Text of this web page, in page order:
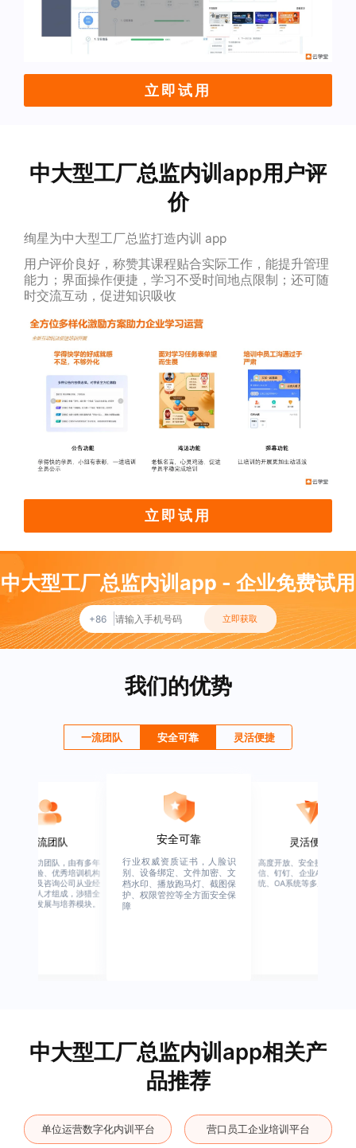
立即试用
中大型工厂总监内训app用户评
价
绚星为中大型工厂总监打造内训 app
用户评价良好，称赞其课程贴合实际工作，能提升管理
能力；界面操作便捷，学习不受时间地点限制；还可随
时交流互动，促进知识吸收
立即试用
中大型工厂总监内训app - 企业免费试用
+86 立即获取
我们的优势
一流团队 安全可靠 灵活便捷
一流团队
星客户成功团队，由有多年
业从业经验、优秀培训机构
业经验，及咨询公司从业经
的全行业人才组成，涉猎全
业的人才发展与培养模块。
安全可靠
行业权威资质证书，人脸识
别、设备绑定、文件加密、文
档水印、播放跑马灯、截图保
护、权限管控等全方面安全保
障
灵活便捷
高度开放、安全接口、支持
信、钉钉、企业APP、HER
统、OA系统等多系统集成
中大型工厂总监内训app相关产
品推荐
单位运营数字化内训平台 营口员工企业培训平台